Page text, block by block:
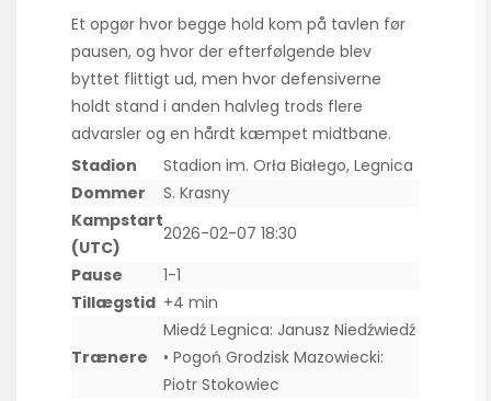
Et opgør hvor begge hold kom på tavlen før
pausen, og hvor der efterfølgende blev
byttet flittigt ud, men hvor defensiverne
holdt stand i anden halvleg trods flere
advarsler og en hårdt kæmpet midtbane.
Stadion
Stadion im. Orła Białego, Legnica
Dommer
S. Krasny
Kampstart
(UTC)
2026-02-07 18:30
Pause
1-1
Tillægstid +4 min
Trænere
Miedź Legnica: Janusz Niedźwiedź
• Pogoń Grodzisk Mazowiecki:
Piotr Stokowiec